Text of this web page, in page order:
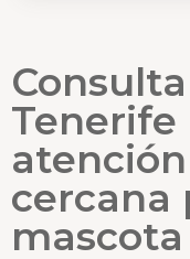
Tenerife
cercana
mascota